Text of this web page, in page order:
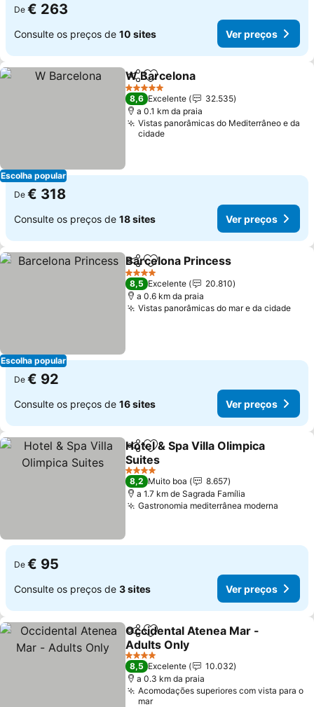
De € 263
Consulte os preços de 10 sites Ver preços
Escolha popular
PartilharAdicionar aos favoritos
W Barcelona
5 Estrelas
8,6 Excelente
32.535
a 0.1 km da praia
Vistas panorâmicas do Mediterrâneo e da
cidade
De € 318
Consulte os preços de 18 sites Ver preços
Escolha popular
PartilharAdicionar aos favoritos
Barcelona Princess
4 Estrelas
8,5 Excelente
20.810
a 0.6 km da praia
Vistas panorâmicas do mar e da cidade
De € 92
Consulte os preços de 16 sites Ver preços
PartilharAdicionar aos favoritos
Hotel & Spa Villa Olimpica
Suites
4 Estrelas
8,2 Muito boa
8.657
a 1.7 km de Sagrada Família
Gastronomia mediterrânea moderna
De € 95
Consulte os preços de 3 sites Ver preços
PartilharAdicionar aos favoritos
Occidental Atenea Mar -
Adults Only
4 Estrelas
8,5 Excelente
10.032
a 0.3 km da praia
Acomodações superiores com vista para o
mar